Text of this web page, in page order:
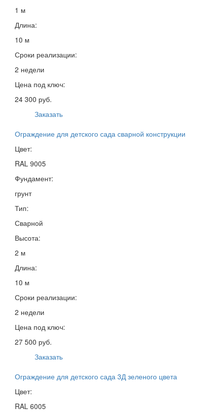
1 м
Длина:
10 м
Сроки реализации:
2 недели
Цена под ключ:
24 300 руб.
Заказать
Ограждение для детского сада сварной конструкции
Цвет:
RAL 9005
Фундамент:
грунт
Тип:
Сварной
Высота:
2 м
Длина:
10 м
Сроки реализации:
2 недели
Цена под ключ:
27 500 руб.
Заказать
Ограждение для детского сада 3Д зеленого цвета
Цвет:
RAL 6005